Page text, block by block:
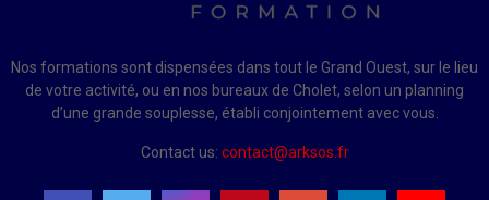
Nos formations sont dispensées dans tout le Grand Ouest, sur le lieu
de votre activité, ou en nos bureaux de Cholet, selon un planning
d’une grande souplesse, établi conjointement avec vous.
Contact us: contact@arksos.fr